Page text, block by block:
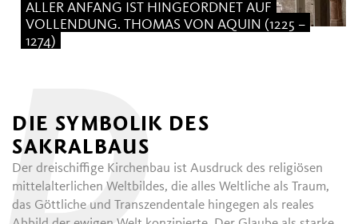
ALLER ANFANG IST HINGEORDNET AUF
VOLLENDUNG. THOMAS VON AQUIN (1225 –
1274)
DIE SYMBOLIK DES
SAKRALBAUS
Der dreischiffige Kirchenbau ist Ausdruck des religiösen
mittelalterlichen Weltbildes, die alles Weltliche als Traum,
das Göttliche und Transzendentale hingegen als reales